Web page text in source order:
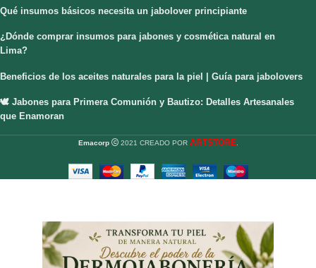
Qué insumos básicos necesita un jabolover principiante
¿Dónde comprar insumos para jabones y cosmética natural en
Lima?
Beneficios de los aceites naturales para la piel | Guía para jabolovers
🕊️ Jabones para Primera Comunión y Bautizo: Detalles Artesanales
que Enamoran
Emacorp 2021 CREADO POR ARTSTORE.